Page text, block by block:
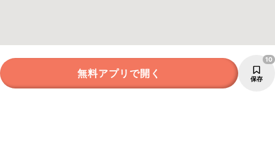
無料アプリで開く 保存
10